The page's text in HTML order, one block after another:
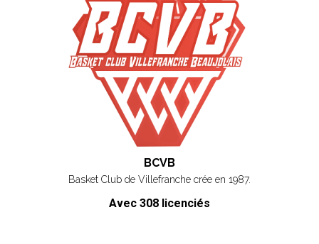
BCVB
Basket Club de Villefranche crée en 1987.
Avec 308 licenciés